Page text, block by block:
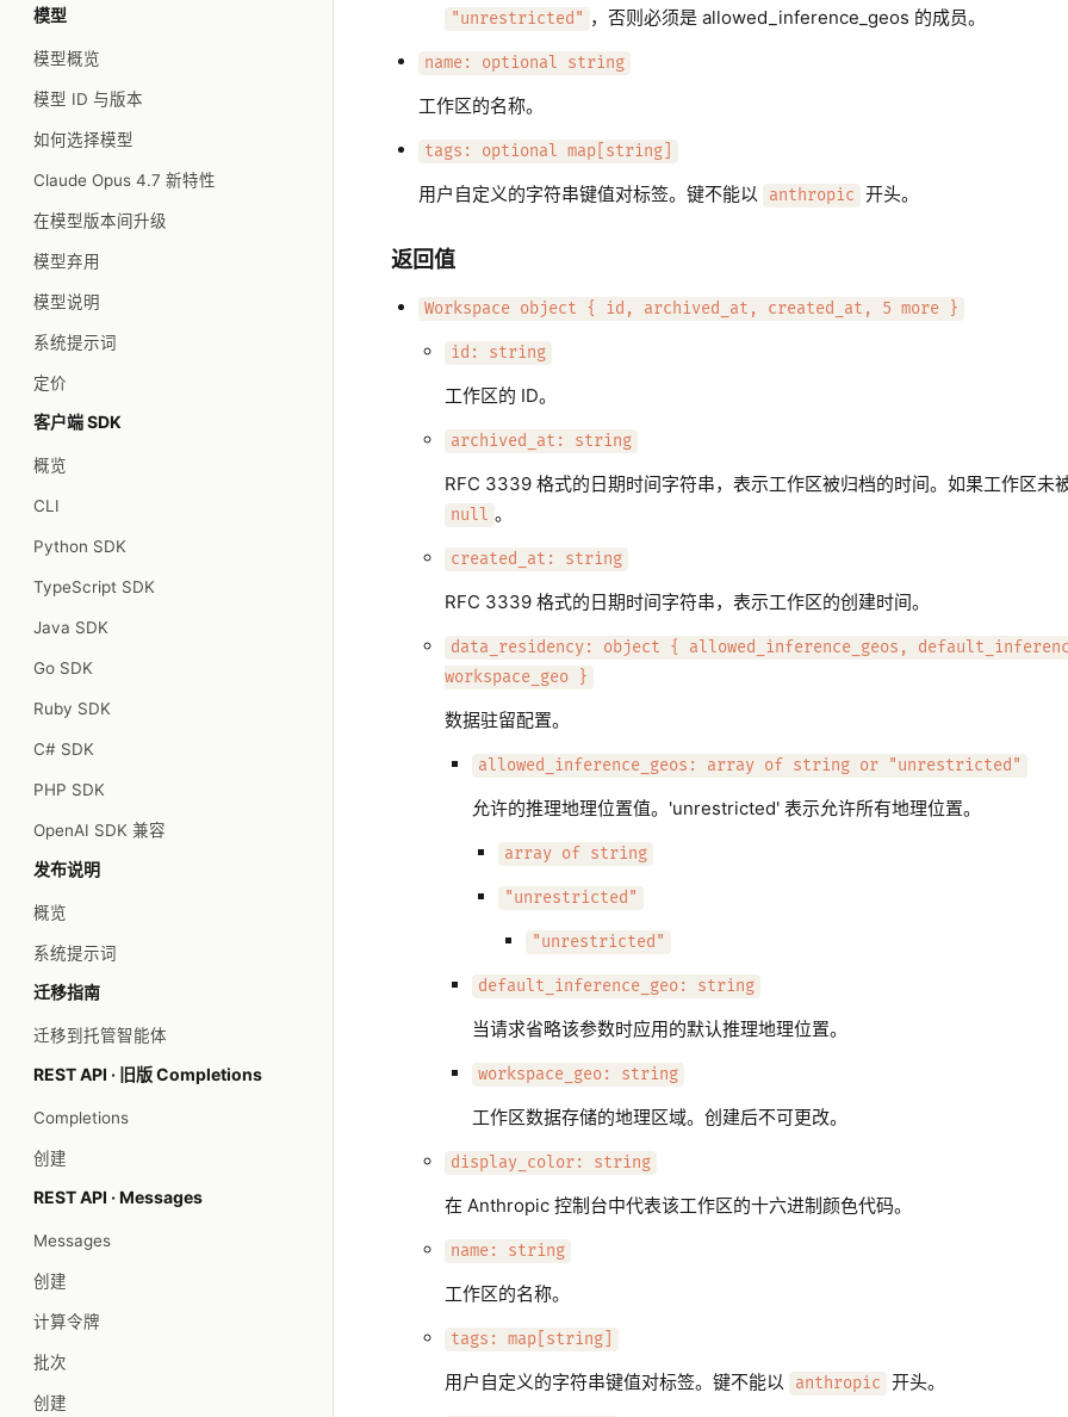
模型
模型概览
模型 ID 与版本
如何选择模型
Claude Opus 4.7 新特性
在模型版本间升级
模型弃用
模型说明
系统提示词
定价
客户端 SDK
概览
CLI
Python SDK
TypeScript SDK
Java SDK
Go SDK
Ruby SDK
C# SDK
PHP SDK
OpenAI SDK 兼容
发布说明
概览
系统提示词
迁移指南
迁移到托管智能体
REST API · 旧版 Completions
Completions
创建
REST API · Messages
Messages
创建
计算令牌
批次
创建
"unrestricted" ，否则必须是 allowed_inference_geos 的成员。
name: optional string
工作区的名称。
tags: optional map[string]
用户自定义的字符串键值对标签。键不能以 anthropic 开头。
返回值
Workspace object { id, archived_at, created_at, 5 more }
id: string
工作区的 ID。
archived_at: string
RFC 3339 格式的日期时间字符串，表示工作区被归档的时间。如果工作区未
null 。
created_at: string
RFC 3339 格式的日期时间字符串，表示工作区的创建时间。
data_residency: object { allowed_inference_geos,
workspace_geo }
数据驻留配置。
allowed_inference_geos: array of string or "unrestricted"
允许的推理地理位置值。'unrestricted' 表示允许所有地理位置。
array of string
"unrestricted"
"unrestricted"
default_inference_geo: string
当请求省略该参数时应用的默认推理地理位置。
workspace_geo: string
工作区数据存储的地理区域。创建后不可更改。
display_color: string
在 Anthropic 控制台中代表该工作区的十六进制颜色代码。
name: string
工作区的名称。
tags: map[string]
用户自定义的字符串键值对标签。键不能以 anthropic 开头。